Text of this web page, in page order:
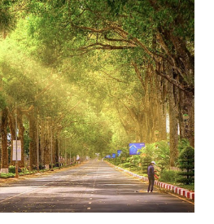
hỗ, cứng cáp, vươn lên khỏe
loại cây này trong nhà, gia chủ sẽ
nếu trang trí lưỡi mèo trong
làm việc. Bên cạnh đó, cây có
oxy vào ban đêm nên rất tốt cho
chậu lưỡi mèo trong phòng ngủ
ngon. Cây phong thủy tuyết
gốc từ phía Tây của dãy